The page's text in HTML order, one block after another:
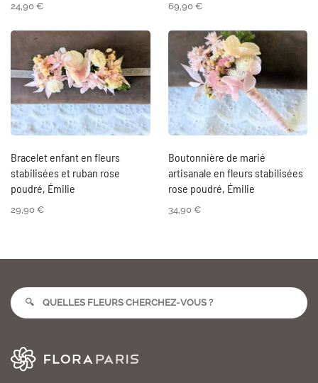
24,90 € 69,90 €
Bracelet enfant en fleurs
stabilisées et ruban rose
poudré, Émilie
29,90 €
Boutonnière de marié
artisanale en fleurs stabilisées
rose poudré, Émilie
34,90 €